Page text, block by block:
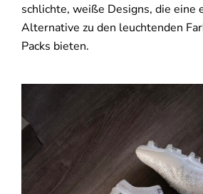
schlichte, weiße Designs, die eine
Alternative zu den leuchtenden
Packs bieten.